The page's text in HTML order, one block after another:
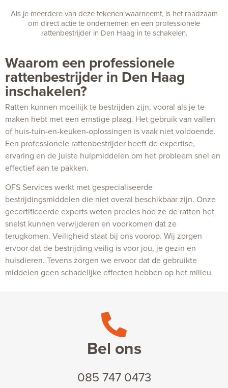
Als je meerdere van deze tekenen waarneemt, is het raadzaam
om direct actie te ondernemen en een professionele
rattenbestrijder in Den Haag in te schakelen.
Waarom een professionele
rattenbestrijder in Den Haag
inschakelen?
Ratten kunnen moeilijk te bestrijden zijn, vooral als je te
maken hebt met een ernstige plaag. Het gebruik van vallen
of huis-tuin-en-keuken-oplossingen is vaak niet voldoende.
Een professionele rattenbestrijder heeft de expertise,
ervaring en de juiste hulpmiddelen om het probleem snel en
effectief aan te pakken.
OFS Services werkt met gespecialiseerde
bestrijdingsmiddelen die niet overal beschikbaar zijn. Onze
gecertificeerde experts weten precies hoe ze de ratten het
snelst kunnen verwijderen en voorkomen dat ze
terugkomen. Veiligheid staat bij ons voorop. Wij zorgen
ervoor dat de bestrijding veilig is voor jou, je gezin en
huisdieren. Tevens zorgen we ervoor dat de gebruikte
middelen geen schadelijke effecten hebben op het milieu.
Bel ons
085 747 0473